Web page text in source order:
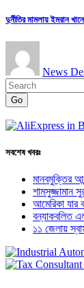
দুর্নীতির মামলায় ইমরান
News
Go
সবশেষ খবরঃ
মানবমুক্তির
শামসুজ্জামান
আমেরিকা যার
বন্যাকবলিত
১১ জেলায়